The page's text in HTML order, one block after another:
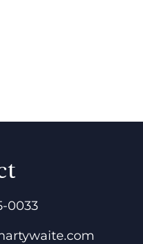
0033